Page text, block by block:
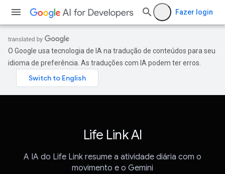
Fazer login
O Google usa tecnologia de IA na tradução de conteúdos para seu
idioma de preferência. As traduções com IA podem ter erros.
Life Link AI
A IA do Life Link resume a atividade diária com o
movimento e o Gemini